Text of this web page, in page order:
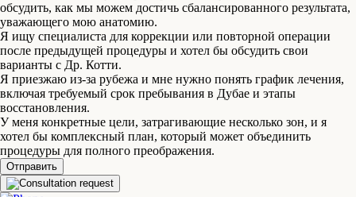
Молодость периокулярной области
Профилопластика — нехирургическое контурирование лица
Ринопластика (пластика носа)
Пластика живота (Абдоминопластика)
Бельт-липэктомия
Подтяжка рук (брахиопластика)
обсудить, как мы можем достичь сбалансированного результата,
уважающего мою анатомию.
Я ищу специалиста для коррекции или повторной операции
после предыдущей процедуры и хотел бы обсудить свои
варианты с Др. Котти.
Я приезжаю из-за рубежа и мне нужно понять график лечения,
включая требуемый срок пребывания в Дубае и этапы
восстановления.
У меня конкретные цели, затрагивающие несколько зон, и я
хотел бы комплексный план, который может объединить
процедуры для полного преображения.
Отправить